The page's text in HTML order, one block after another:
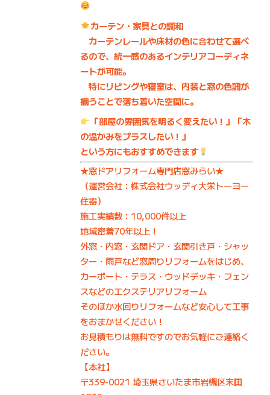
カーテン・家具との調和
カーテンレールや床材の色に合わせて選べ
るので、統一感のあるインテリアコーディネ
ートが可能。
特にリビングや寝室は、内装と窓の色調が
揃うことで落ち着いた空間に。
「部屋の雰囲気を明るく変えたい！」「木
の温かみをプラスしたい！」
という方にもおすすめできます
★窓ドアリフォーム専門店窓みらい★
（運営会社：株式会社ウッディ大栄トーヨー
住器）
施工実績数：10,000件以上
地域密着70年以上！
外窓・内窓・玄関ドア・玄関引き戸・シャッ
ター・雨戸など窓周りリフォームをはじめ、
カーポート・テラス・ウッドデッキ・フェン
スなどのエクステリアリフォーム
そのほか水回りリフォームなど安心して工事
をおまかせください！
お見積もりは無料ですのでお気軽にご連絡く
ださい。
【本社】
〒339-0021 埼玉県さいたま市岩槻区末田